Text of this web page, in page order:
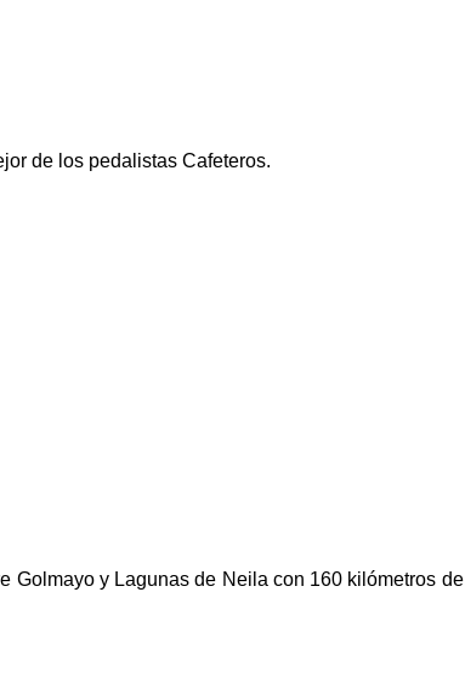
de los pedalistas Cafeteros.
Golmayo y Lagunas de Neila con 160 kilómetros de